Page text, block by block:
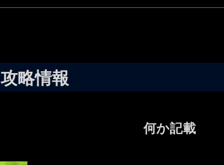
攻略情報
何か記載